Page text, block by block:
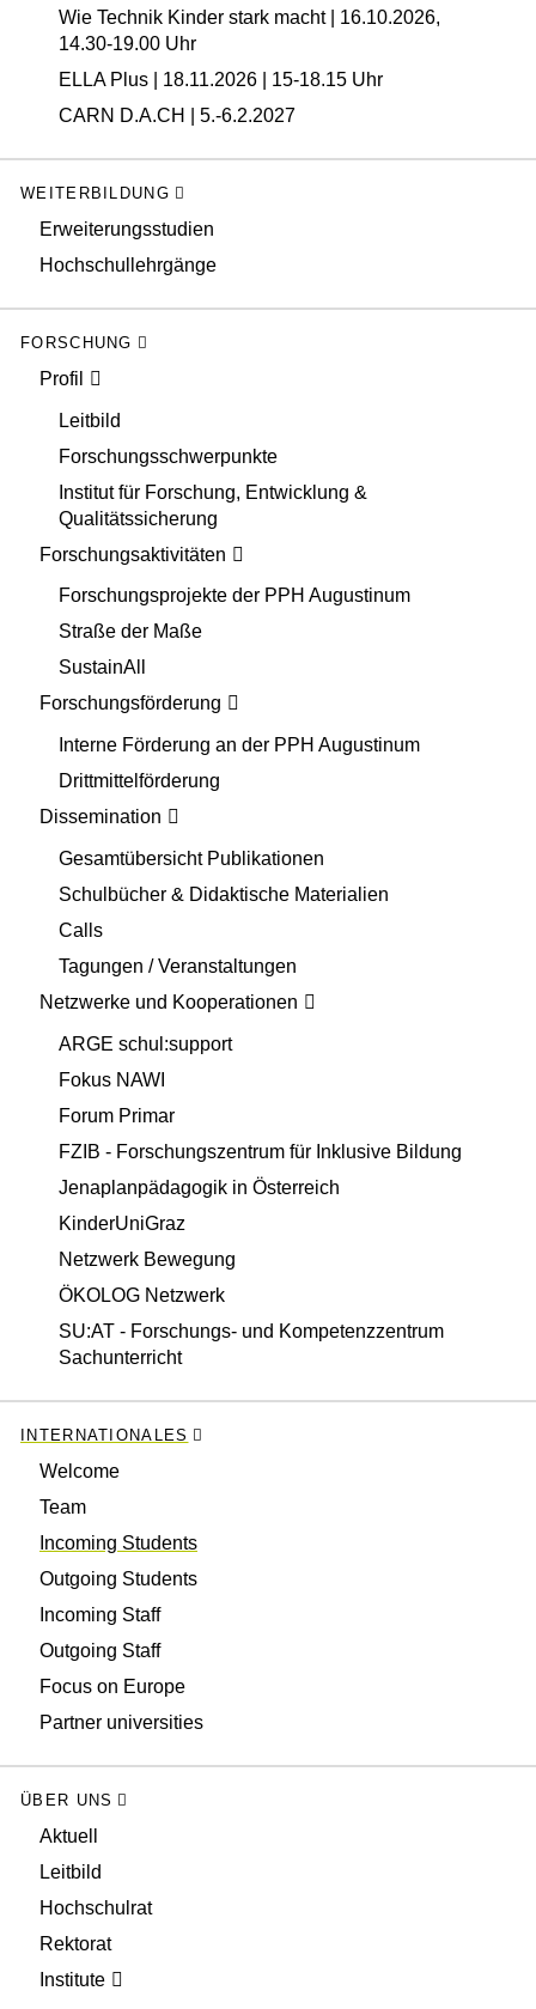
Wie Technik Kinder stark macht | 16.10.2026,
14.30-19.00 Uhr
ELLA Plus | 18.11.2026 | 15-18.15 Uhr
CARN D.A.CH | 5.-6.2.2027
WEITERBILDUNG
Erweiterungsstudien
Hochschullehrgänge
FORSCHUNG
Profil
Leitbild
Forschungsschwerpunkte
Institut für Forschung, Entwicklung &
Qualitätssicherung
Forschungsaktivitäten
Forschungsprojekte der PPH Augustinum
Straße der Maße
SustainAll
Forschungsförderung
Interne Förderung an der PPH Augustinum
Drittmittelförderung
Dissemination
Gesamtübersicht Publikationen
Schulbücher & Didaktische Materialien
Calls
Tagungen / Veranstaltungen
Netzwerke und Kooperationen
ARGE schul:support
Fokus NAWI
Forum Primar
FZIB - Forschungszentrum für Inklusive Bildung
Jenaplanpädagogik in Österreich
KinderUniGraz
Netzwerk Bewegung
ÖKOLOG Netzwerk
SU:AT - Forschungs- und Kompetenzzentrum
Sachunterricht
INTERNATIONALES
Welcome
Team
Incoming Students
Outgoing Students
Incoming Staff
Outgoing Staff
Focus on Europe
Partner universities
ÜBER UNS
Aktuell
Leitbild
Hochschulrat
Rektorat
Institute